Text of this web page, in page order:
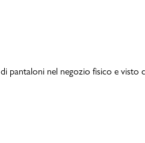
pantaloni nel negozio fisico e